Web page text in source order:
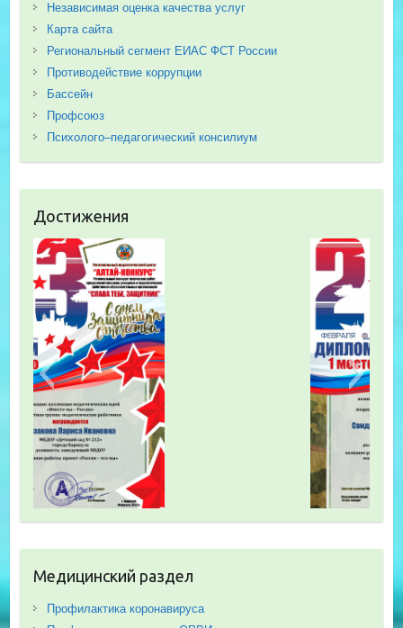
Независимая оценка качества услуг
Карта сайта
Региональный сегмент ЕИАС ФСТ России
Противодействие коррупции
Бассейн
Профсоюз
Психолого–педагогический консилиум
Достижения
Медицинский раздел
Профилактика коронавируса